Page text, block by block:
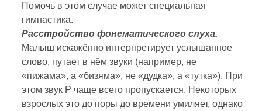
Помочь в этом случае может специальная
гимнастика.
Расстройство фонематического слуха.
Малыш искажённо интерпретирует услышанное
слово, путает в нём звуки (например, не
«пижама», а «бизяма», не «дудка», а «тутка»). При
этом звук Р чаще всего пропускается. Некоторых
взрослых это до поры до времени умиляет, однако